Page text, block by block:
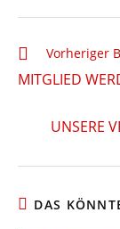
Weitere
ansehen
Vorheriger
MITGLIED
UNSERE
DAS